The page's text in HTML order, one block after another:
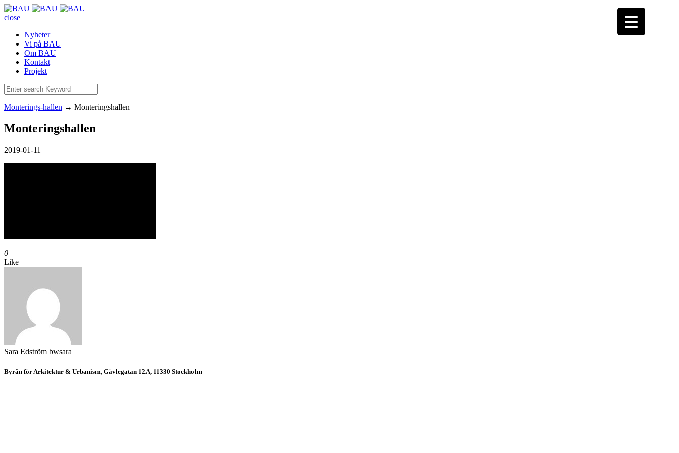
close
Nyheter
Vi på BAU
Om BAU
Kontakt
Projekt
Monterings-hallen → Monteringshallen
Monteringshallen
2019-01-11
0
Like
Sara Edström bwsara
Byrån för Arkitektur & Urbanism, Gävlegatan 12A, 11330 Stockholm